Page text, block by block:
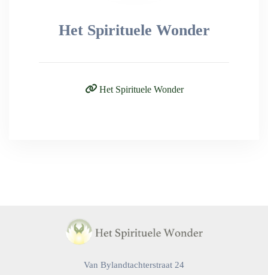
Het Spirituele Wonder
Het Spirituele Wonder
Van Bylandtachterstraat 24